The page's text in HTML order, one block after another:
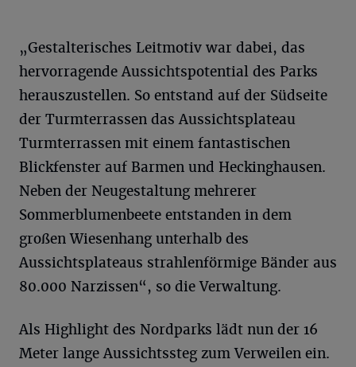
„Gestalterisches Leitmotiv war dabei, das
hervorragende Aussichtspotential des Parks
herauszustellen. So entstand auf der Südseite
der Turmterrassen das Aussichtsplateau
Turmterrassen mit einem fantastischen
Blickfenster auf Barmen und Heckinghausen.
Neben der Neugestaltung mehrerer
Sommerblumenbeete entstanden in dem
großen Wiesenhang unterhalb des
Aussichtsplateaus strahlenförmige Bänder aus
80.000 Narzissen“, so die Verwaltung.
Als Highlight des Nordparks lädt nun der 16
Meter lange Aussichtssteg zum Verweilen ein.